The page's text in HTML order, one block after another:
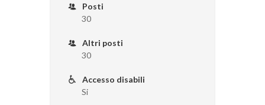
Posti
30
Altri posti
30
Accesso disabili
Si